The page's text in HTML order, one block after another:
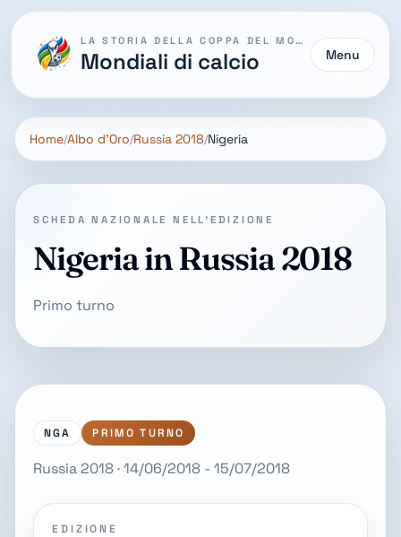
LA STORIA DELLA COPPA DEL MONDO
Mondiali di calcio Menu
Home Albo d'Oro Russia 2018 Nigeria
SCHEDA NAZIONALE NELL'EDIZIONE
Nigeria in Russia 2018
Primo turno
NGA PRIMO TURNO
Russia 2018 · 14/06/2018 - 15/07/2018
EDIZIONE